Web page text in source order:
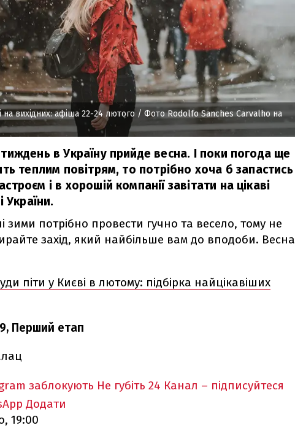
на вихідних: афіша 22-24 лютого / Фото Rodolfo Sanches Carvalho на
в Україну прийде весна. І поки погода ще
теплим повітрям, то потрібно хоча б запастись
і в хорошій компанії завітати на цікаві
України.
зими потрібно провести гучно та весело, тому не
захід, який найбільше вам до вподоби. Весна
піти у Києві в лютому: підбірка найцікавіших
Перший етап
заблокують Не губіть 24 Канал – підписуйтеся
Додати
19:00